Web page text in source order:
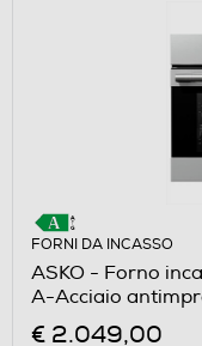
FORNI DA INCASSO
ASKO - Forno
A-Acciaio
€ 2.049,00